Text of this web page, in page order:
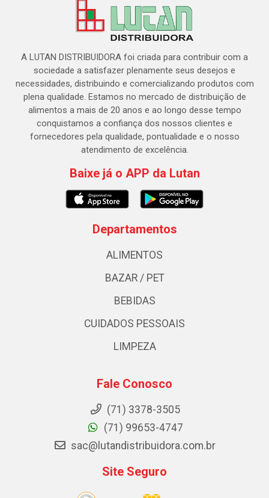
A LUTAN DISTRIBUIDORA foi criada para contribuir com a
sociedade a satisfazer plenamente seus desejos e
necessidades, distribuindo e comercializando produtos com
plena qualidade. Estamos no mercado de distribuição de
alimentos a mais de 20 anos e ao longo desse tempo
conquistamos a confiança dos nossos clientes e
fornecedores pela qualidade, pontualidade e o nosso
atendimento de excelência.
Baixe já o APP da Lutan
Departamentos
ALIMENTOS
BAZAR / PET
BEBIDAS
CUIDADOS PESSOAIS
LIMPEZA
Fale Conosco
(71) 3378-3505
(71) 99653-4747
sac@lutandistribuidora.com.br
Site Seguro